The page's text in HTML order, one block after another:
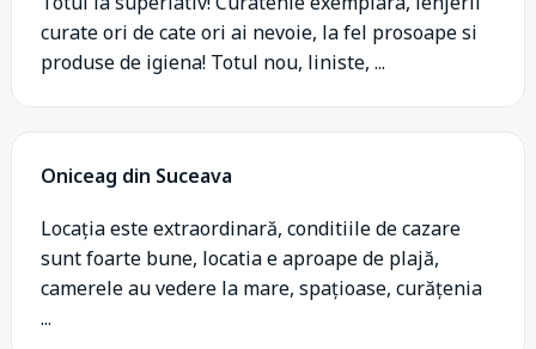
curate ori de cate ori ai nevoie, la fel prosoape si
produse de igiena! Totul nou, liniste, ...
Oniceag din Suceava
Locația este extraordinară, conditiile de cazare
sunt foarte bune, locatia e aproape de plajă,
camerele au vedere la mare, spațioase, curățenia
...